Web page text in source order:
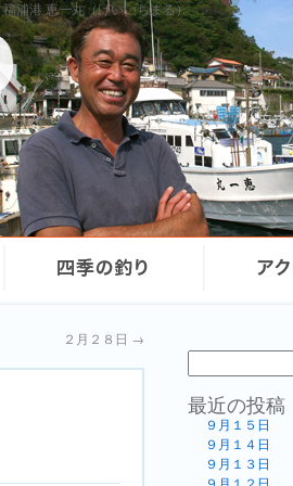
浦港 恵一丸（けいいちまる）
２月２８日 →
最近の投稿
９月１５日
９月１４日
９月１３日